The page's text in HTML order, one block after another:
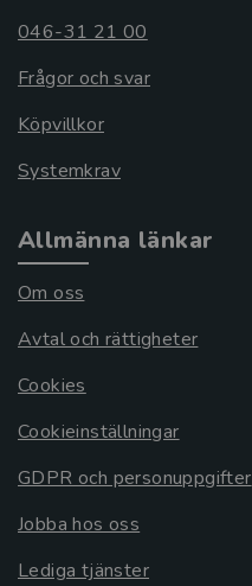
046-31 21 00
Frågor och svar
Köpvillkor
Systemkrav
Allmänna länkar
Om oss
Avtal och rättigheter
Cookies
Cookieinställningar
GDPR och personuppgifter
Jobba hos oss
Lediga tjänster